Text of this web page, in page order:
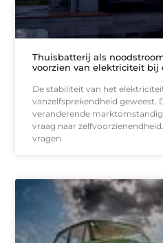
Thuisbatterij als
voorzien van elektriciteit bij
De stabiliteit van het
vanzelfsprekendheid geweest.
veranderende
vraag naar
vragen